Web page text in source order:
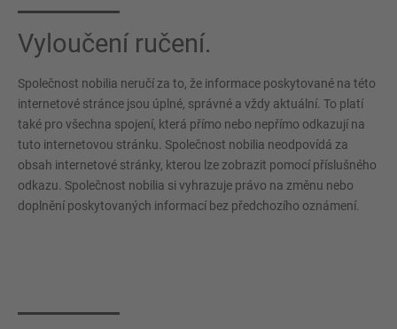
Vyloučení ručení.
Společnost nobilia neručí za to, že informace poskytované na této
internetové stránce jsou úplné, správné a vždy aktuální. To platí
také pro všechna spojení, která přímo nebo nepřímo odkazují na
tuto internetovou stránku. Společnost nobilia neodpovídá za
obsah internetové stránky, kterou lze zobrazit pomocí příslušného
odkazu. Společnost nobilia si vyhrazuje právo na změnu nebo
doplnění poskytovaných informací bez předchozího oznámení.